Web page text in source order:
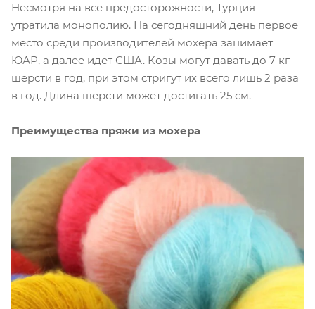
Несмотря на все предосторожности, Турция
утратила монополию. На сегодняшний день первое
место среди производителей мохера занимает
ЮАР, а далее идет США. Козы могут давать до 7 кг
шерсти в год, при этом стригут их всего лишь 2 раза
в год. Длина шерсти может достигать 25 см.
Преимущества пряжи из мохера